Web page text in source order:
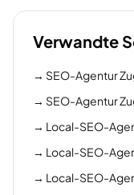
Verwandte
→ SEO-Agentur
→ SEO-Agentur
→ Local-SEO-
→ Local-SEO-
→ Local-SEO-